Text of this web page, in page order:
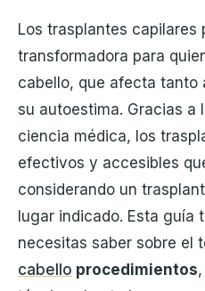
Los trasplantes capilares
transformadora para
cabello, que afecta tanto
su autoestima. Gracias a
ciencia médica, los
efectivos y accesibles
considerando un
lugar indicado. Esta guía
necesitas saber sobre el
cabello procedimientos